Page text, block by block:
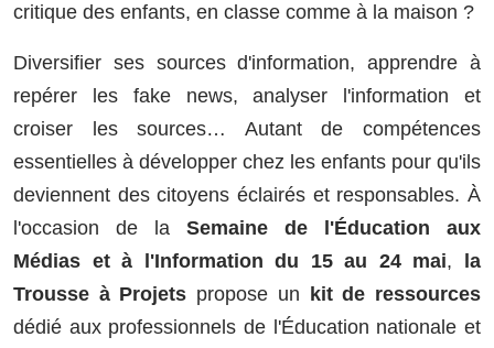
critique des enfants, en classe comme à la maison ?
Diversifier ses sources d'information, apprendre à
repérer les fake news, analyser l'information et
croiser les sources… Autant de compétences
essentielles à développer chez les enfants pour qu'ils
deviennent des citoyens éclairés et responsables. À
l'occasion de la Semaine de l'Éducation aux
Médias et à l'Information du 15 au 24 mai,
la
Trousse à Projets propose un
kit de ressources
dédié aux professionnels de l'Éducation nationale et